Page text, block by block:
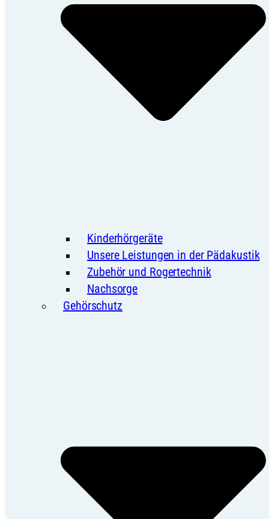
Kinderhörgeräte
Unsere Leistungen in der Pädakustik
Zubehör und Rogertechnik
Nachsorge
Gehörschutz